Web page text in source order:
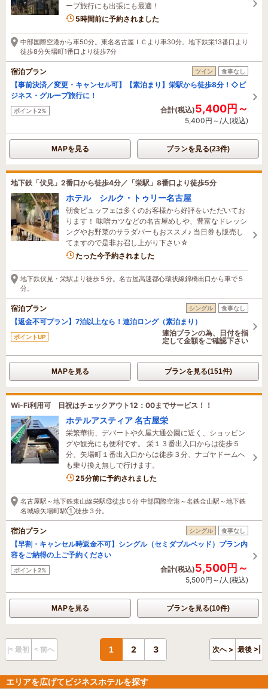
ープ旅行にも出張にも最適！
1名がこの宿を見ています
5時間前に予約されました
中部国際空港から車50分。東名名古屋ＩＣより車30分。地下鉄栄13番口より
徒歩8分矢場町1番口より徒歩7分
宿泊プラン ツイン 食事なし
【事前決済／変更・キャンセル可】【素泊まり】栄駅から徒歩8分！◇ビ
ジネス・グループ旅行に！
ポイント2% 合計(税込)5,400円～
5,400円～/人(税込)
MAPを見る プランを見る(23件)
地下鉄「伏見」2番口から徒歩4分／「栄駅」8番口より徒歩5分
ホテル シルク・トゥリー名古屋
朝食ビュッフェは多くのお客様から好評をいただいてお
ります！ 味噌カツなどの名古屋めしや、豊富なドレッシ
ングやお野菜のサラダバーもおススメ♪ 当日券も販売し
てますので是非お召し上がり下さい☆
2名がこの宿を見ています
たった今予約されました
地下鉄伏見・栄駅より徒歩５分。名古屋高速都心環状線錦橋出口から車で５
分。
宿泊プラン シングル 食事なし
【返金不可プラン】7泊以上なら！連泊ロング（素泊まり）
ポイントUP
連泊プランの為、日付を指
定して金額をご確認下さい
MAPを見る プランを見る(151件)
Wi-Fi利用可 日祝はチェックアウト12：00までサービス！！
ホテルアスティア 名古屋栄
栄繁華街、デパートや久屋大通公園に近く、ショッピン
グや観光にも便利です。 栄１３番出入口からは徒歩５
分、矢場町１番出入口からは徒歩３分、ナゴヤドームへ
も乗り換え無しで行けます。
2名がこの宿を見ています
25分前に予約されました
名古屋駅～地下鉄東山線栄駅⑬徒歩５分 中部国際空港～名鉄金山駅～地下鉄
名城線矢場町駅①徒歩３分。
宿泊プラン シングル 食事なし
【早割・キャンセル時返金不可】シングル（セミダブルベッド）プラン内
容をご納得の上ご予約ください
ポイント2% 合計(税込)5,500円～
5,500円～/人(税込)
MAPを見る プランを見る(10件)
|< 最初 < 前へ 1 2 3 次へ > 最後 >|
エリアを広げてビジネスホテルを探す